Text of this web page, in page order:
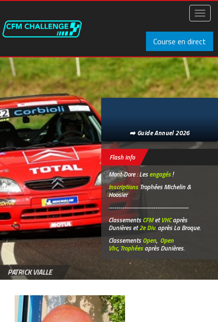
Aller
principal
Course en direct
➡️ Guide Annuel 2026
Flash info
Mont-Dore : Lesengagés!
InscriptionsTrophées Michelin &
Hoosier
-----------------------------------------
ClassementsCFMetVHCaprès
Dunières et2e Div.après La Broque.
ClassementsOpen, Open
Vhc, Trophéesaprès Dunières.
PATRICK VIALLE